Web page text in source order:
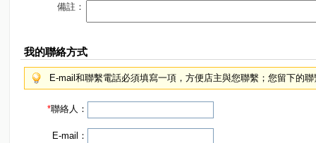
備註：
我的聯絡方式
E-mail和聯繫電話必須填寫一項，方便店主與您聯繫；您留下的
*聯絡人：
E-mail：